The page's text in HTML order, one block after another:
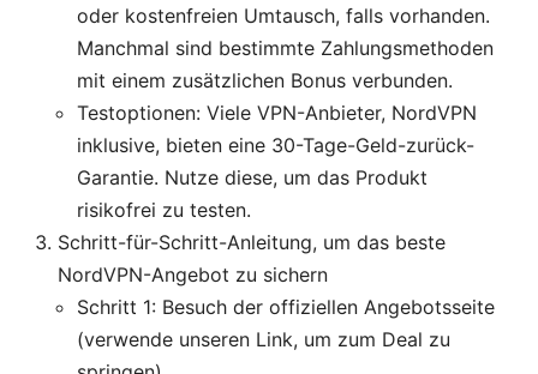
oder kostenfreien Umtausch, falls vorhanden.
Manchmal sind bestimmte Zahlungsmethoden
mit einem zusätzlichen Bonus verbunden.
Testoptionen: Viele VPN-Anbieter, NordVPN
inklusive, bieten eine 30-Tage-Geld-zurück-
Garantie. Nutze diese, um das Produkt
risikofrei zu testen.
Schritt-für-Schritt-Anleitung, um das beste
NordVPN-Angebot zu sichern
Schritt 1: Besuch der offiziellen Angebotsseite
(verwende unseren Link, um zum Deal zu